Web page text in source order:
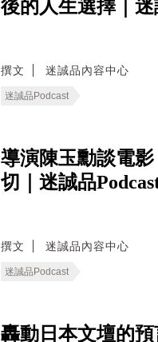
後的人生選擇｜迷
撰文 迷誠品內容中心
迷誠品Podcast
導演陳玉勳談電
切｜迷誠品
撰文 迷誠品內容中心
迷誠品Podcast
轟動日本文壇的